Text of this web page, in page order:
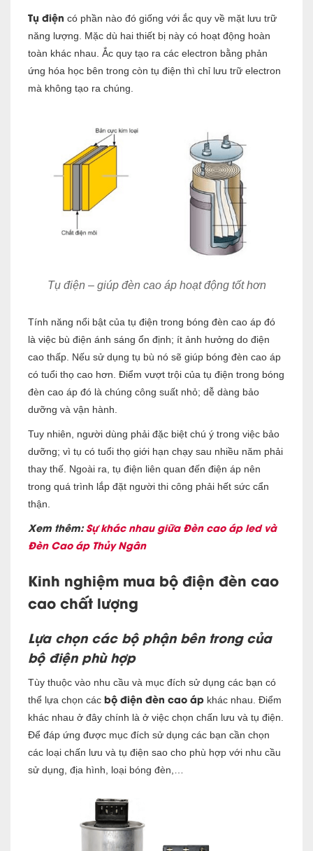
Tụ điện có phần nào đó giống với ắc quy về mặt lưu trữ
năng lượng. Mặc dù hai thiết bị này có hoạt động hoàn
toàn khác nhau. Ắc quy tạo ra các electron bằng phản
ứng hóa học bên trong còn tụ điện thì chỉ lưu trữ electron
mà không tạo ra chúng.
Tụ điện – giúp đèn cao áp hoạt động tốt hơn
Tính năng nổi bật của tụ điện trong bóng đèn cao áp đó
là việc bù điện ánh sáng ổn định; ít ảnh hưởng do điện
cao thấp. Nếu sử dụng tụ bù nó sẽ giúp bóng đèn cao áp
có tuổi thọ cao hơn. Điểm vượt trội của tụ điện trong bóng
đèn cao áp đó là chúng công suất nhỏ; dễ dàng bảo
dưỡng và vận hành.
Tuy nhiên, người dùng phải đặc biệt chú ý trong việc bảo
dưỡng; vì tụ có tuổi thọ giới hạn chạy sau nhiều năm phải
thay thế. Ngoài ra, tụ điện liên quan đến điện áp nên
trong quá trình lắp đặt người thi công phải hết sức cẩn
thận.
Xem thêm:Sự khác nhau giữa Đèn cao áp led và
Đèn Cao áp Thủy Ngân
Kinh nghiệm mua bộ điện đèn cao
cao chất lượng
Lựa chọn các bộ phận bên trong của
bộ điện phù hợp
Tùy thuộc vào nhu cầu và mục đích sử dụng các bạn có
thể lựa chọn các bộ điện đèn cao áp khác nhau. Điểm
khác nhau ở đây chính là ở việc chọn chấn lưu và tụ điện.
Để đáp ứng được mục đích sử dụng các bạn cần chọn
các loại chấn lưu và tụ điện sao cho phù hợp với nhu cầu
sử dụng, địa hình, loại bóng đèn,…